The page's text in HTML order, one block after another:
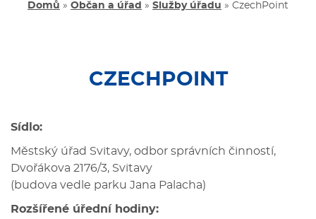
Domů » Občan a úřad » Služby úřadu » CzechPoint
CZECHPOINT
Sídlo:
Městský úřad Svitavy, odbor správních činností,
Dvořákova 2176/3, Svitavy
(budova vedle parku Jana Palacha)
Rozšířené úřední hodiny: